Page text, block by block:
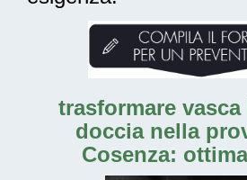
trasformare
doccia nella
Cosenza: